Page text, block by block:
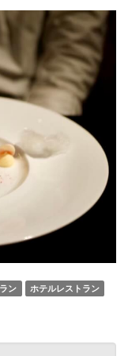
ン
ホテルレストラン